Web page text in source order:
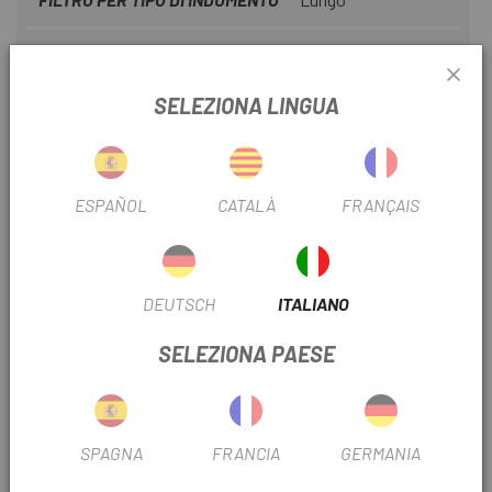
Caratteristiche:
. Senza cuciture interne
Poliammide 8% Elastan
. Intervallo di temperatura: -2º 16º
SELEZIONA LINGUA
ESPAÑOL CATALÀ FRANÇAIS
DEUTSCH ITALIANO
SELEZIONA PAESE
SPAGNA FRANCIA GERMANIA